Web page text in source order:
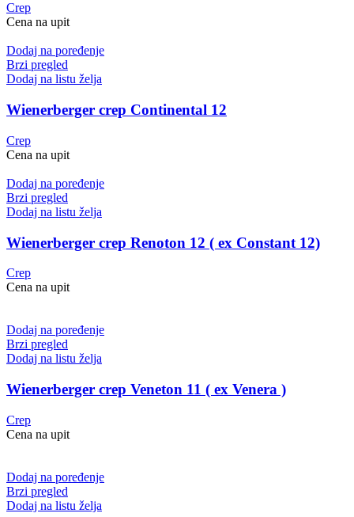
Crep
Cena na upit
Dodaj na poređenje
Brzi pregled
Dodaj na listu želja
Wienerberger crep Continental 12
Crep
Cena na upit
Dodaj na poređenje
Brzi pregled
Dodaj na listu želja
Wienerberger crep Renoton 12 ( ex Constant 12)
Crep
Cena na upit
Dodaj na poređenje
Brzi pregled
Dodaj na listu želja
Wienerberger crep Veneton 11 ( ex Venera )
Crep
Cena na upit
Dodaj na poređenje
Brzi pregled
Dodaj na listu želja